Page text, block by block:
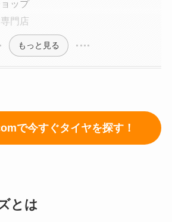
ップ
門店
もっと見る
で今すぐタイヤを探す！
とは